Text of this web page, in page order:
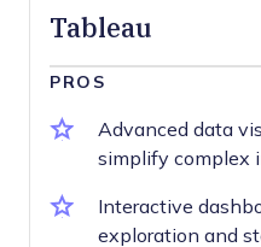
Tableau
PROS
Advanced data
simplify complex
Interactive
exploration and